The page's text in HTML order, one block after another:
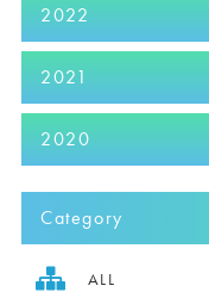
2022
2021
2020
Category
ALL